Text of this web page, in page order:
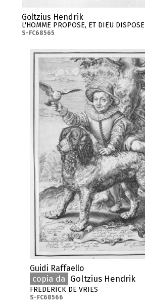
Goltzius Hendrik
L'HOMME PROPOSE, ET DIEU DISPOSE
S-FC68565
Guidi Raffaello
copia da Goltzius Hendrik
FREDERICK DE VRIES
S-FC68566